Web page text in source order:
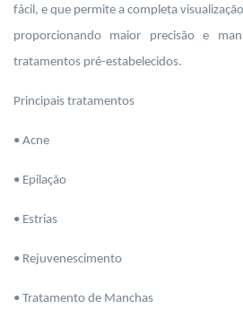
fácil, e que permite a completa
proporcionando maior precisão e
tratamentos pré-estabelecidos.
Principais tratamentos
• Acne
• Epilação
• Estrias
• Rejuvenescimento
• Tratamento de Manchas